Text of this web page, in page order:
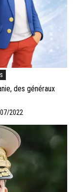
des généraux
2022